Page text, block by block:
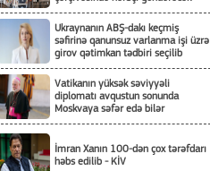
Ukraynanın ABŞ-dakı keçmiş
səfirinə qanunsuz varlanma işi üzrə
girov qətimkan tədbiri seçilib
Vatikanın yüksək səviyyəli
diplomatı avqustun sonunda
Moskvaya səfər edə bilər
İmran Xanın 100-dən çox tərəfdarı
həbs edilib - KİV